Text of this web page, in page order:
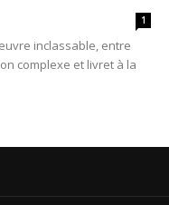
1
inclassable, entre
complexe et livret à la